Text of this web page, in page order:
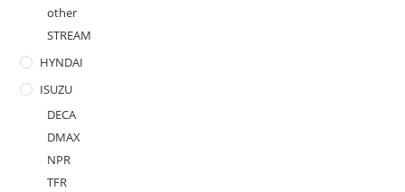
other
STREAM
HYNDAI
ISUZU
DECA
DMAX
NPR
TFR